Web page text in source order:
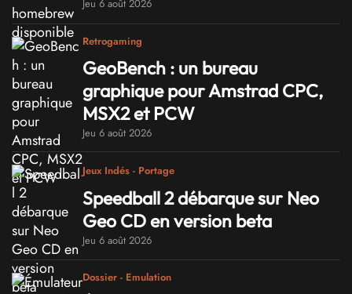
Jeu 6 août 2026
Retrogaming
GeoBench : un bureau
graphique pour Amstrad CPC,
MSX2 et PCW
Jeu 6 août 2026
Jeux Indés - Portage
Speedball 2 débarque sur Neo
Geo CD en version beta
Jeu 6 août 2026
Dossier - Emulation